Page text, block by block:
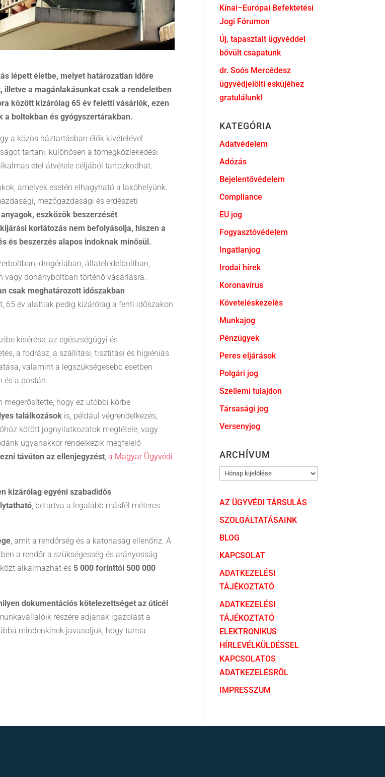
lépett életbe, melyet határozatlan időre
a magánlakásunkat csak a rendeletben
között kizárólag 65 év feletti vásárlók, ezen
boltokban és gyógyszertárakban.
a közös háztartásban élők kivételével
tartani, különösen a tömegközlekedési
étel átvétele céljából tartózkodhat.
amelyek esetén elhagyható a lakóhelyünk.
mezőgazdasági és erdészeti
anyagok, eszközök beszerzését.
korlátozás nem befolyásolja, hiszen a
és beszerzés alapos indoknak minősül.
drogériában, állateledelboltban,
vagy dohányboltban történő vásárlásra.
csak meghatározott időszakban
65 év alattiak pedig kizárólag a fenti időszakon
kísérése, az egészségügyi és
a fodrász, a szállítási, tisztítási és higiéniás
valamint a legszükségesebb esetben
és a postán.
hogy ez utóbbi körbe
találkozások is, például végrendelkezés,
kötött jognyilatkozatok megtétele, vagy
ugyanakkor rendelkezik megfelelő
távúton az ellenjegyzést ,a Magyar Ügyvédi
kizárólag egyéni szabadidős
, betartva a legalább másfél méteres
, amit a rendőrség és a katonaság ellenőriz. A
a rendőr a szükségesség és arányosság
alkalmazhat és 5 000 forinttól 500 000
dokumentációs kötelezettséget az úticél
részére adjanak igazolást a
mindenkinek javasoljuk, hogy tartsa
Kínai–Európai Befektetési
Jogi Fórumon
Új, tapasztalt ügyvéddel
bővült csapatunk
dr. Soós Mercédesz
ügyvédjelölti esküjéhez
gratulálunk!
KATEGÓRIA
Adatvédelem
Adózás
Bejelentővédelem
Compliance
EU jog
Fogyasztóvédelem
Ingatlanjog
Irodai hírek
Koronavírus
Követeléskezelés
Munkajog
Pénzügyek
Peres eljárások
Polgári jog
Szellemi tulajdon
Társasági jog
Versenyjog
ARCHÍVUM
ARCHÍVUM
AZ ÜGYVÉDI TÁRSULÁS
SZOLGÁLTATÁSAINK
BLOG
KAPCSOLAT
ADATKEZELÉSI
TÁJÉKOZTATÓ
ADATKEZELÉSI
TÁJÉKOZTATÓ
ELEKTRONIKUS
HÍRLEVÉLKÜLDÉSSEL
KAPCSOLATOS
ADATKEZELÉSRŐL
IMPRESSZUM